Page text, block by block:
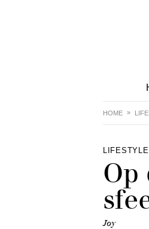
HOME
LIFESTYLE
Op
Joy